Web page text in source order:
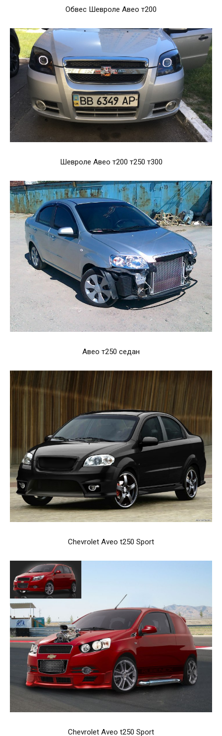
Обвес Шевроле Авео т200
Шевроле Авео т200 т250 т300
Авео т250 седан
Chevrolet Aveo t250 Sport
Chevrolet Aveo t250 Sport